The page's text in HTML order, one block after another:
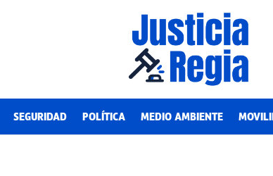
SEGURIDAD POLÍTICA MEDIO AMBIENTE